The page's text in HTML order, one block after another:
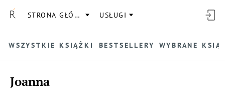
STRONA GŁÓWNA USŁUGI
WSZYSTKIE KSIĄŻKI BESTSELLERY WYBRANE
Joanna